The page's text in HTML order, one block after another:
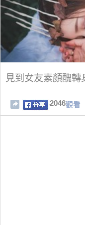
見到女友素顏醜轉
2046觀看